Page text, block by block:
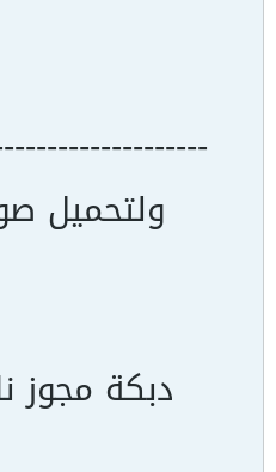
ولتحميل
دبكة مجوز